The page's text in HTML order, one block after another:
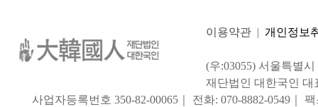
이용약관 | 개인정보
(우:03055) 서울특별
재단법인 대한국인 대
사업자등록번호 350-82-00065｜ 전화: 070-8882-0549｜ 팩